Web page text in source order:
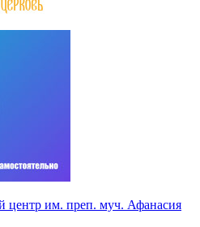
центр им. преп. муч. Афанасия